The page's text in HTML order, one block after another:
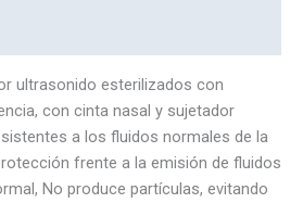
ultrasonido esterilizados con
con cinta nasal y sujetador
a los fluidos normales de la
frente a la emisión de fluidos
No produce partículas, evitando